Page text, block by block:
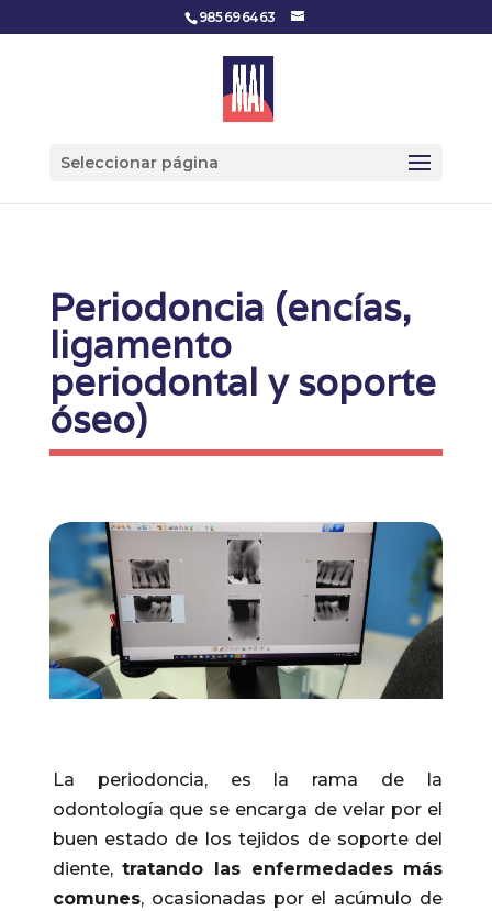
985 69 64 63
Seleccionar página
Periodoncia (encías,
ligamento
periodontal y soporte
óseo)
La periodoncia, es la rama de la
odontología que se encarga de velar por el
buen estado de los tejidos de soporte del
diente,tratando las enfermedades más
comunes, ocasionadas por el acúmulo de